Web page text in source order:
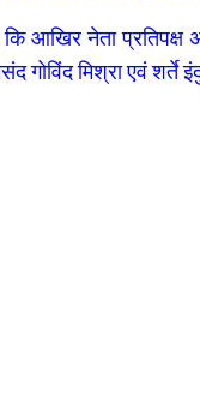
आखिर नेता
गोविंद मिश्रा एवं